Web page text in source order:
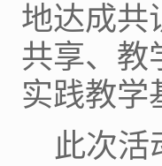
地达成共
共享、教
实践教学
此次活